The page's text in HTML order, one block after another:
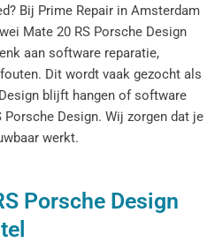
Bij Prime Repair in Amsterdam
Mate 20 RS Porsche Design
aan software reparatie,
Dit wordt vaak gezocht als
blijft hangen of software
Design. Wij zorgen dat je
werkt.
Porsche Design